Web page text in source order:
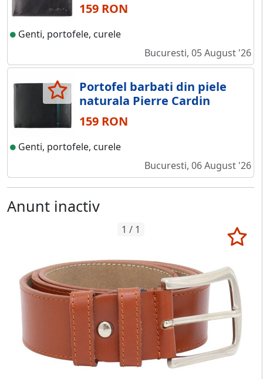
159 RON
Genti, portofele, curele
Bucuresti, 05 August '26
Portofel barbati din piele
naturala Pierre Cardin
159 RON
Genti, portofele, curele
Bucuresti, 06 August '26
Anunt inactiv
1 / 1